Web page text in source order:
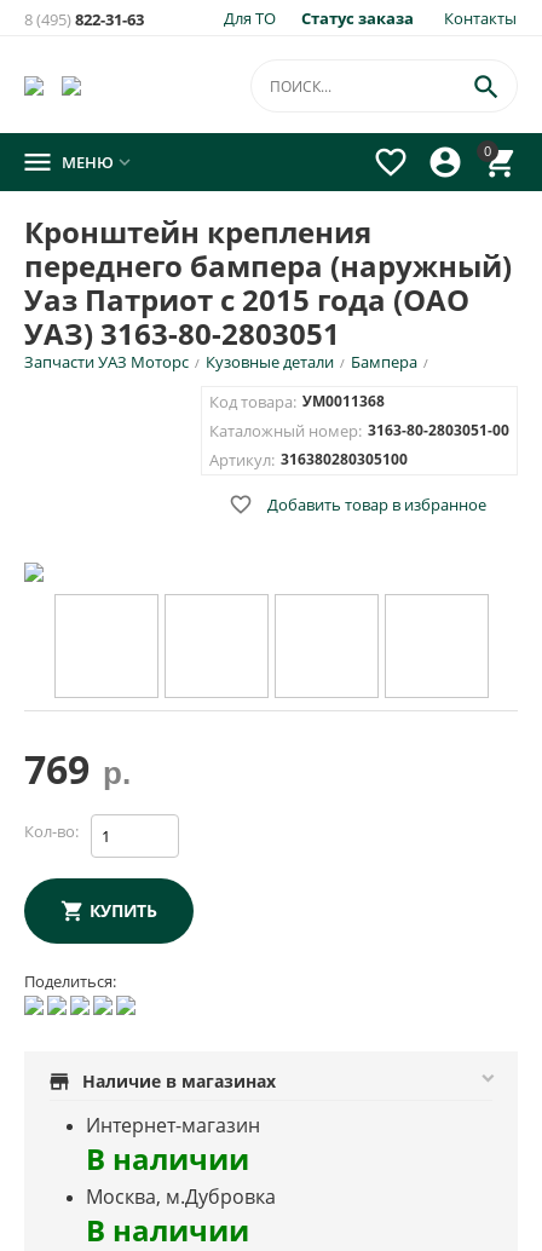
Для ТО Статус заказа Контакты
8 (495)822-31-63
0




 МЕНЮ 
Кронштейн крепления
переднего бампера (наружный)
Уаз Патриот с 2015 года (ОАО
УАЗ) 3163-80-2803051
Запчасти УАЗ Моторс / Кузовные детали / Бампера /
Код товара: УМ0011368
Каталожный номер: 3163-80-2803051-00
Артикул: 316380280305100
 Добавить товар в избранное
769 р.
Кол-во:
КУПИТЬ
Поделиться:
store Наличие в магазинах
Интернет-магазин
В наличии
Москва, м.Дубровка
В наличии